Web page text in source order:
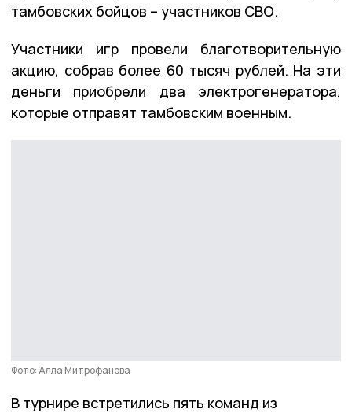
тамбовских бойцов – участников СВО.
Участники игр провели благотворительную
акцию, собрав более 60 тысяч рублей. На эти
деньги приобрели два электрогенератора,
которые отправят тамбовским военным.
Фото: Алла Митрофанова
В турнире встретились пять команд из